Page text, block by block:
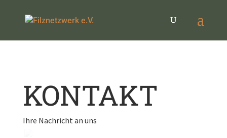
KONTAKT
Ihre Nachricht an uns